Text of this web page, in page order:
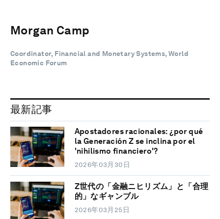
Morgan Camp
Coordinator, Financial and Monetary Systems, World
Economic Forum
最新記事
Apostadores racionales: ¿por qué
la Generación Z se inclina por el
'nihilismo financiero'?
2026年03月30日
Z世代の「金融ニヒリズム」と「合理
的」なギャンブル
2026年03月25日